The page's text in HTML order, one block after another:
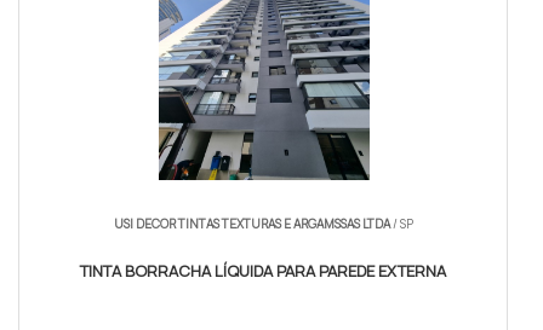
USI DECOR TINTAS TEXTURAS E ARGAMSSAS LTDA/ SP
TINTA BORRACHA LÍQUIDA PARA PAREDE EXTERNA